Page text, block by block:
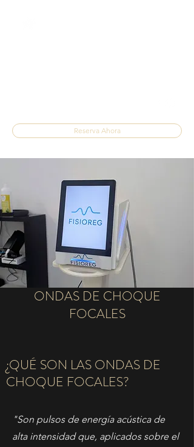
Reserva Ahora
ONDAS DE CHOQUE
FOCALES
¿QUÉ SON LAS ONDAS DE
CHOQUE FOCALES?
"Son pulsos de energía acústica de
alta intensidad que, aplicados sobre el